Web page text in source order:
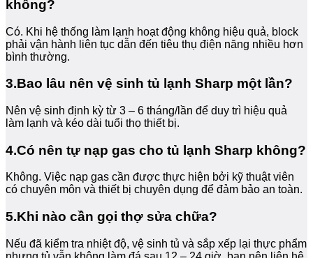
không?
Có. Khi hệ thống làm lạnh hoạt động không hiệu quả, block
phải vận hành liên tục dẫn đến tiêu thụ điện năng nhiều hơn
bình thường.
3.Bao lâu nên vệ sinh tủ lạnh Sharp một lần?
Nên vệ sinh định kỳ từ 3 – 6 tháng/lần để duy trì hiệu quả
làm lạnh và kéo dài tuổi thọ thiết bị.
4.Có nên tự nạp gas cho tủ lạnh Sharp không?
Không. Việc nạp gas cần được thực hiện bởi kỹ thuật viên
có chuyên môn và thiết bị chuyên dụng để đảm bảo an toàn.
5.Khi nào cần gọi thợ sửa chữa?
Nếu đã kiểm tra nhiệt độ, vệ sinh tủ và sắp xếp lại thực phẩm